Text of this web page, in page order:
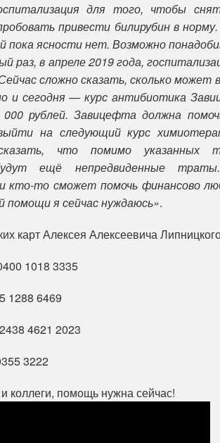
для того, чтобы
привести билирубин в
пока ясности нет. Возможно
раз, в апреле 2019 года,
сложно сказать, сколько
и сегодня — курс антибиотика
рублей. Завицефта должна
на следующий курс
что помимо указанных
ещё непредвиденные
кто-то сможет помочь финансово
помощи я сейчас нуждаюсь».
карт Алексея Алексеевича
1018 3335
1288 6469
4621 2023
3222
коллеги, помощь нужна сейчас!